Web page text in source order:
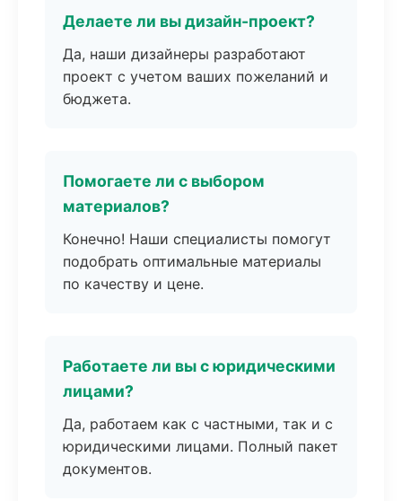
Делаете ли вы дизайн-проект?
Да, наши дизайнеры разработают
проект с учетом ваших пожеланий и
бюджета.
Помогаете ли с выбором
материалов?
Конечно! Наши специалисты помогут
подобрать оптимальные материалы
по качеству и цене.
Работаете ли вы с юридическими
лицами?
Да, работаем как с частными, так и с
юридическими лицами. Полный пакет
документов.